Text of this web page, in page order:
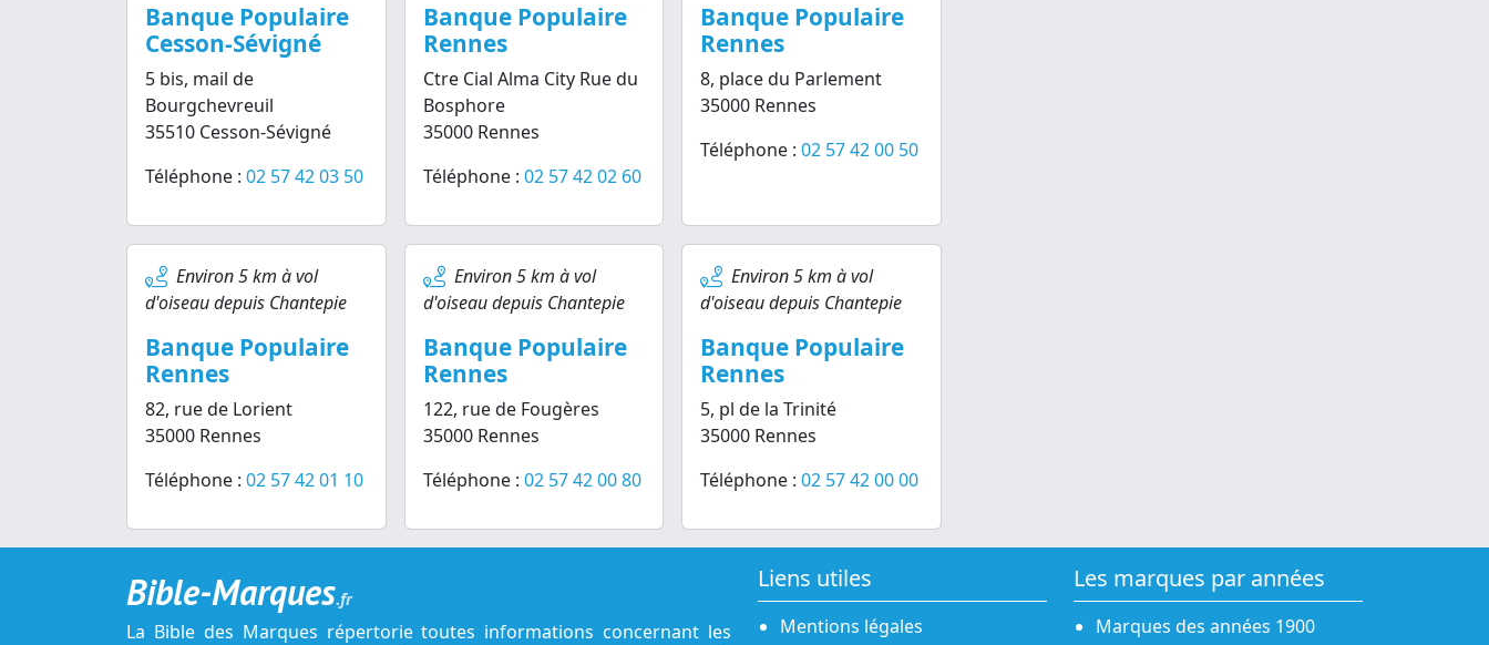
Banque Populaire
Cesson-Sévigné
5 bis, mail de
Bourgchevreuil
35510 Cesson-Sévigné
Téléphone : 02 57 42 03 50
Banque Populaire
Rennes
Ctre Cial Alma City Rue du
Bosphore
35000 Rennes
Téléphone : 02 57 42 02 60
Banque Populaire
Rennes
8, place du Parlement
35000 Rennes
Téléphone :02 57 42 00 50
Environ 5 km à vol
d'oiseau depuis Chantepie
Banque Populaire
Rennes
82, rue de Lorient
35000 Rennes
Téléphone : 02 57 42 01 10
Environ 5 km à vol
d'oiseau depuis Chantepie
Banque Populaire
Rennes
122, rue de Fougères
35000 Rennes
Téléphone : 02 57 42 00 80
Environ 5 km à vol
d'oiseau depuis Chantepie
Banque Populaire
Rennes
5, pl de la Trinité
35000 Rennes
Téléphone :02 57 42 00 00
Bible-Marques.fr
La Bible des Marques répertorie toutes informations concernant les
Liens utiles
Mentions légales
Les marques par années
Marques des années 1900